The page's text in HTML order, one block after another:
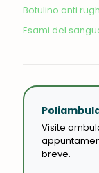
Botulino anti
Esami del
Visite
breve.